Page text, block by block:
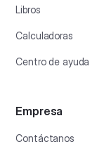
Libros
Calculadoras
Centro de ayuda
Empresa
Contáctanos